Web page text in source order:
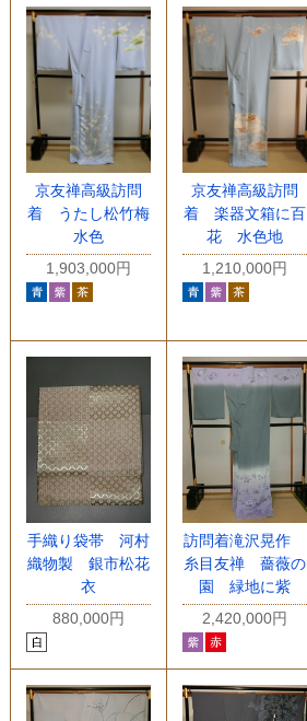
京友禅高級訪問
着 うたし松竹梅
水色
1,903,000円
京友禅高級訪問
着 楽器文箱に百
花 水色地
1,210,000円
手織り袋帯 河村
織物製 銀市松花
衣
880,000円
訪問着滝沢晃作
糸目友禅 薔薇の
園 緑地に紫
2,420,000円